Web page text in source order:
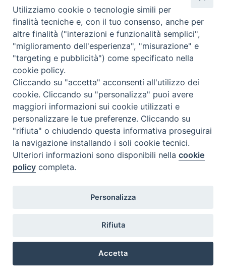
Diocesi
di Como
Diocesi di Como | piazza Grimoldi, 5
Riproduzione solo con permesso.
Iscriviti alla Newsletter
Utilizziamo cookie o tecnologie simili per
finalità tecniche e, con il tuo consenso, anche per
altre finalità ("interazioni e funzionalità semplici",
"miglioramento dell'esperienza", "misurazione" e
"targeting e pubblicità") come specificato nella
cookie policy.
Cliccando su "accetta" acconsenti all'utilizzo dei
cookie. Cliccando su "personalizza" puoi avere
maggiori informazioni sui cookie utilizzati e
personalizzare le tue preferenze. Cliccando su
"rifiuta" o chiudendo questa informativa proseguirai
la navigazione installando i soli cookie tecnici.
Ulteriori informazioni sono disponibili nellacookie
policy completa.
Personalizza
Rifiuta
Accetta